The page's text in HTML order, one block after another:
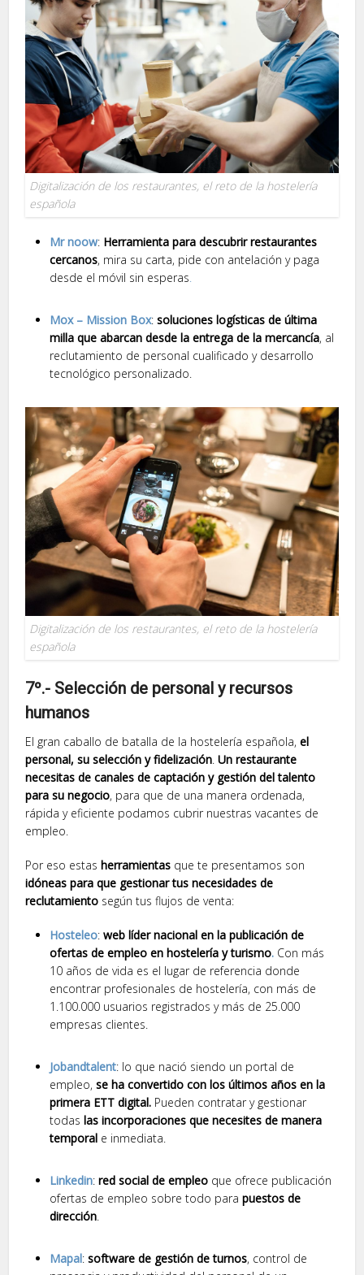
Digitalización de los restaurantes, el reto de la hostelería
española
Mr noow: Herramienta para descubrir restaurantes
cercanos, mira su carta, pide con antelación y paga
desde el móvil sin esperas.
Mox – Mission Box: soluciones logísticas de última
milla que abarcan desde la entrega de la mercancía, al
reclutamiento de personal cualificado y desarrollo
tecnológico personalizado.
Digitalización de los restaurantes, el reto de la hostelería
española
7º.- Selección de personal y recursos
humanos
El gran caballo de batalla de la hostelería española,el
personal, su selección y fidelización.Un restaurante
necesitas de canales de captación y gestión del talento
para su negocio, para que de una manera ordenada,
rápida y eficiente podamos cubrir nuestras vacantes de
empleo.
Por eso estas herramientas que te presentamos son
idóneas para que gestionar tus necesidades de
reclutamiento según tus flujos de venta:
Hosteleo:web líder nacional en la publicación de
ofertas de empleo en hostelería y turismo. Con más
10 años de vida es el lugar de referencia donde
encontrar profesionales de hostelería, con más de
1.100.000 usuarios registrados y más de 25.000
empresas clientes.
Jobandtalent: lo que nació siendo un portal de
empleo, se ha convertido con los últimos años en la
primera ETT digital. Pueden contratar y gestionar
todas las incorporaciones que necesites de manera
temporal e inmediata.
Linkedin:red social de empleo que ofrece publicación
ofertas de empleo sobre todo parapuestos de
dirección.
Mapal:software de gestión de turnos, control de